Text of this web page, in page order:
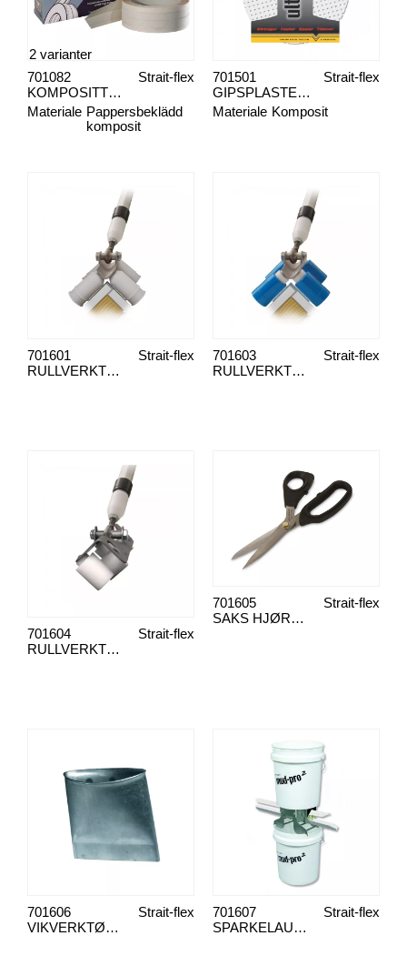
KOMPOSITTREMSE MID-FLEX 300
Strait-flex
701082
2 varianter
Materiale Pappersbeklädd
komposit
GIPSPLASTER ULTRA-PATCH 2-PACK
Strait-flex
701501
Materiale Komposit
RULLVERKTØY HJØRNEBESKYTTELSE YTTERHJØRNE BSR
Strait-flex
701601
RULLVERKTØY HJØRNEBESKYTTELSE YTTERHJØRNE WSR
Strait-flex
701603
RULLVERKTØY HJØRNEBESKYTTELSE INDRE HJØRNE ISR
Strait-flex
701604
SAKS HJØRNEBESKYTTELSE
Strait-flex
701605
VIKVERKTØY HJØRNEBESKYTTELSE FOLDER
Strait-flex
701606
SPARKELAUTOMAT MUD-PRO
Strait-flex
701607